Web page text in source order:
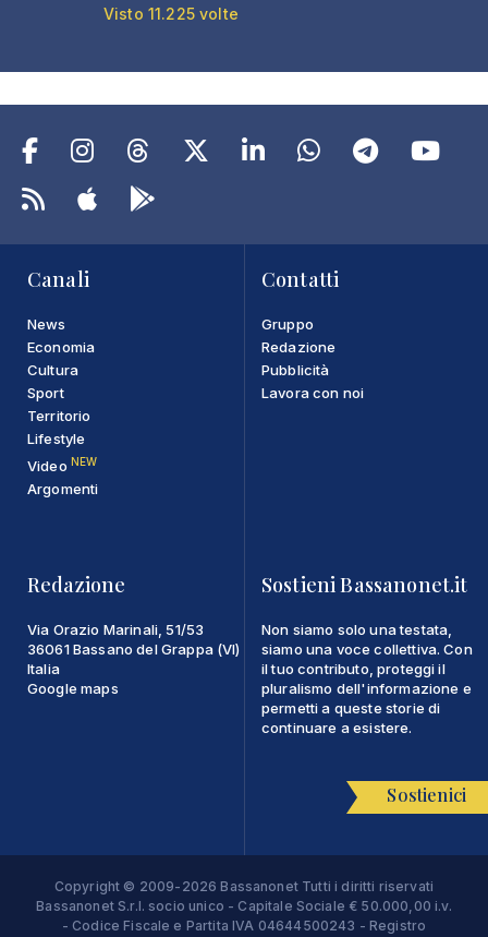
Visto 11.225 volte
Canali
News
Economia
Cultura
Sport
Territorio
Lifestyle
Video NEW
Argomenti
Contatti
Gruppo
Redazione
Pubblicità
Lavora con noi
Redazione
Via Orazio Marinali, 51/53
36061 Bassano del Grappa (VI)
Italia
Google maps
Sostieni Bassanonet.it
Non siamo solo una testata,
siamo una voce collettiva. Con
il tuo contributo, proteggi il
pluralismo dell'informazione e
permetti a queste storie di
continuare a esistere.
Sostienici
Copyright © 2009-2026 Bassanonet Tutti i diritti riservati
Bassanonet S.r.l. socio unico - Capitale Sociale € 50.000,00 i.v.
- Codice Fiscale e Partita IVA 04644500243 - Registro